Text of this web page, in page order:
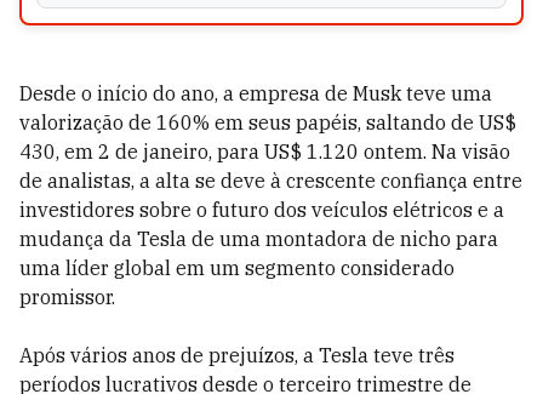
Desde o início do ano, a empresa de Musk teve uma
valorização de 160% em seus papéis, saltando de US$
430, em 2 de janeiro, para US$ 1.120 ontem. Na visão
de analistas, a alta se deve à crescente confiança entre
investidores sobre o futuro dos veículos elétricos e a
mudança da Tesla de uma montadora de nicho para
uma líder global em um segmento considerado
promissor.
Após vários anos de prejuízos, a Tesla teve três
períodos lucrativos desde o terceiro trimestre de